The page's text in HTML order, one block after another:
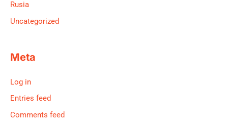
Rusia
Uncategorized
Meta
Log in
Entries feed
Comments feed